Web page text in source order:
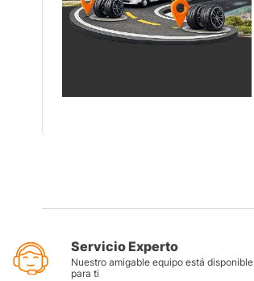
Servicio Experto
Nuestro amigable equipo está disponible
para ti